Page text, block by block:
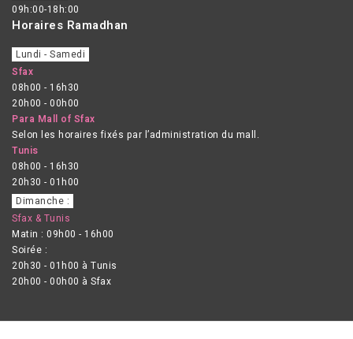
09h:00-18h:00
Horaires Ramadhan
Lundi - Samedi
Sfax
08h00 - 16h30
20h00 - 00h00
Para Mall of Sfax
Selon les horaires fixés par l’administration du mall.
Tunis
08h00 - 16h30
20h30 - 01h00
Dimanche :
Sfax & Tunis
Matin : 09h00 - 16h00
Soirée :
20h30 - 01h00 à Tunis
20h00 - 00h00 à Sfax